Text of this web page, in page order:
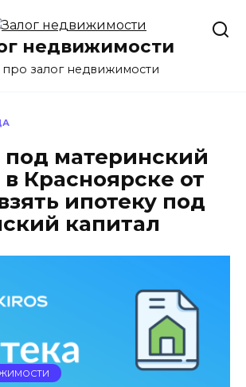
недвижимости
про залог недвижимости
под материнский
Красноярске от
ипотеку под
капитал